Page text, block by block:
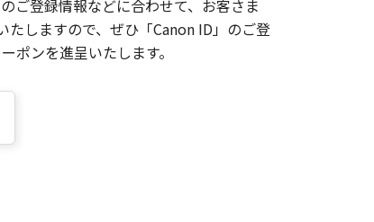
ご登録情報などに合わせて、お客さま
しますので、ぜひ「Canon ID」のご登
ポンを進呈いたします。